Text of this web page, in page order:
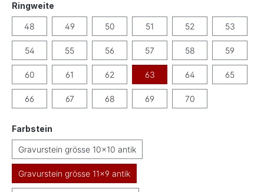
Ringweite
48 49 50 51 52 53
54 55 56 57 58 59
60 61 62 63 64 65
66 67 68 69 70
Farbstein
Gravurstein grösse 10x10 antik
Gravurstein grösse 11x9 antik